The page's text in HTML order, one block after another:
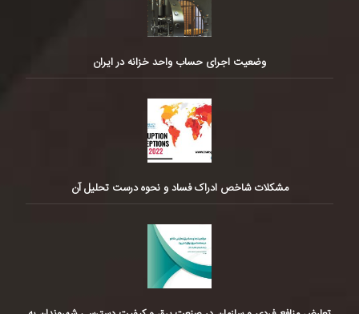
وضعیت اجرای حساب واحد خزانه در ایران
مشکلات شاخص ادراک فساد و نحوه درست تحلیل آن